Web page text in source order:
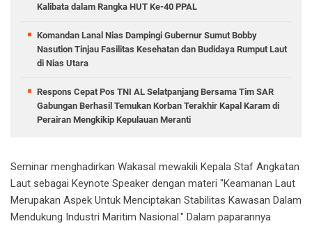
Kalibata dalam Rangka HUT Ke-40 PPAL
Komandan Lanal Nias Dampingi Gubernur Sumut Bobby
Nasution Tinjau Fasilitas Kesehatan dan Budidaya Rumput Laut
di Nias Utara
Respons Cepat Pos TNI AL Selatpanjang Bersama Tim SAR
Gabungan Berhasil Temukan Korban Terakhir Kapal Karam di
Perairan Mengkikip Kepulauan Meranti
Seminar menghadirkan Wakasal mewakili Kepala Staf Angkatan
Laut sebagai Keynote Speaker dengan materi "Keamanan Laut
Merupakan Aspek Untuk Menciptakan Stabilitas Kawasan Dalam
Mendukung Industri Maritim Nasional." Dalam paparannya